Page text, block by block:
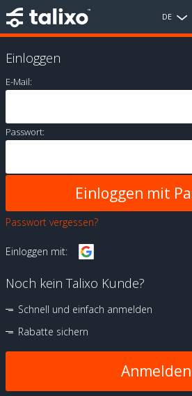
DE
Einloggen
E-Mail:
Passwort:
Passwort vergessen?
Einloggen mit:
Noch kein Talixo Kunde?
Schnell und einfach anmelden
Rabatte sichern
Anmelden